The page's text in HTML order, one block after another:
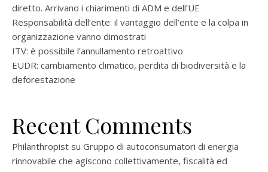
diretto. Arrivano i chiarimenti di ADM e dell’UE
Responsabilità dell’ente: il vantaggio dell’ente e la colpa in
organizzazione vanno dimostrati
ITV: è possibile l’annullamento retroattivo
EUDR: cambiamento climatico, perdita di biodiversità e la
deforestazione
Recent Comments
Philanthropist su Gruppo di autoconsumatori di energia
rinnovabile che agiscono collettivamente, fiscalità ed